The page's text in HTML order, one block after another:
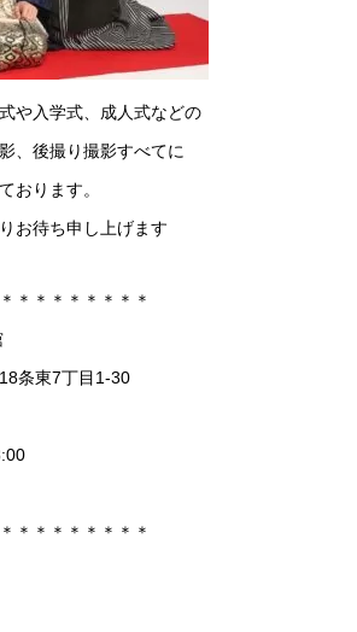
や入学式、成人式などの
、後撮り撮影すべてに
おります。
お待ち申し上げます
＊＊＊＊＊＊＊＊
条東7丁目1-30
＊＊＊＊＊＊＊＊